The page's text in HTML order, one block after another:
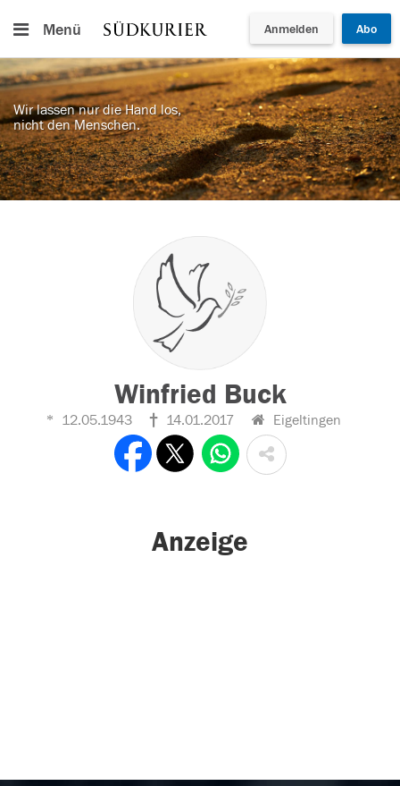
Menü Anmelden Abo
Wir lassen nur die Hand los,
nicht den Menschen.
Winfried Buck
12.05.1943 14.01.2017 Eigeltingen
Anzeige